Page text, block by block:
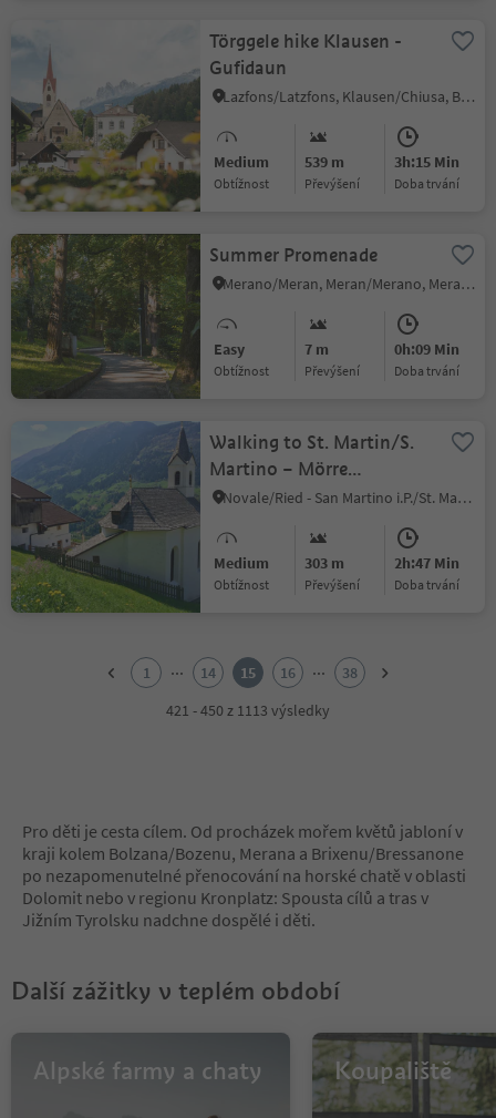
Törggele hike Klausen -
Gufidaun
Lazfons/Latzfons, Klausen/Chiusa, Brixen/Bressanone and environs
Medium
Obtížnost
539 m
Převýšení
3h:15 Min
doba trvání
Summer Promenade
Merano/Meran, Meran/Merano, Meran/Merano and environs
Easy
Obtížnost
7 m
Převýšení
0h:09 Min
doba trvání
Walking to St. Martin/S.
Martino – Mörre
Sanctuary and back again
Novale/Ried - San Martino i.P./St. Martin i.P., St.Martin in Passeier/San Martino in Passiria, Meran/Merano and environs
Medium
Obtížnost
303 m
Převýšení
2h:47 Min
doba trvání
10
11
12
13
14
17
19
1 ... 14 15 16 ...
38
421 - 450 z 1113 výsledky
Pro děti je cesta cílem. Od procházek mořem květů jabloní v
kraji kolem Bolzana/Bozenu, Merana a Brixenu/Bressanone
po nezapomenutelné přenocování na horské chatě v oblasti
Dolomit nebo v regionu Kronplatz: Spousta cílů a tras v
Jižním Tyrolsku nadchne dospělé i děti.
Další zážitky v teplém období
Alpské farmy a chaty Koupaliště